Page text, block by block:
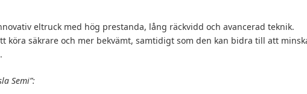
eltruck med hög prestanda, lång räckvidd och avancerad teknik.
köra säkrare och mer bekvämt, samtidigt som den kan bidra till att
Semi”: